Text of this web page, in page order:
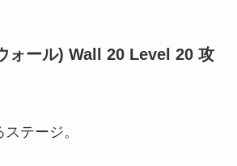
ォール) Wall 20 Level 20 攻
テージ。